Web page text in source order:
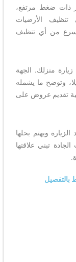
ذات ضغط مرتفع،
تنظيف الأرضيات
من أي تنظيف
منزلك. الجهة
وتوضح ما يشمله
تقديم عروض على
ويهتم بحلها
تبني علاقتها